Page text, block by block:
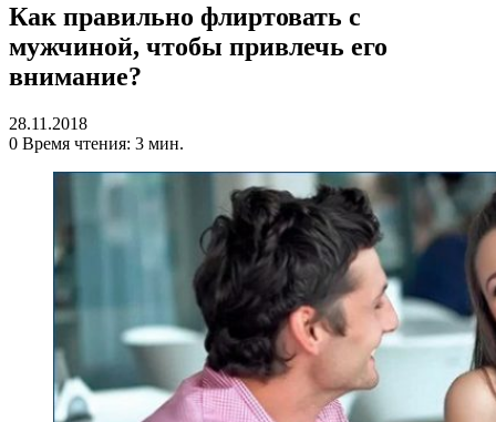
Как правильно флиртовать с
мужчиной, чтобы привлечь его
внимание?
28.11.2018
0 Время чтения: 3 мин.